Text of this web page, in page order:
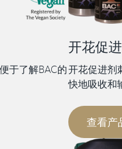
于了解BAC的
开花促
开花促进剂
快地吸收和
查看产